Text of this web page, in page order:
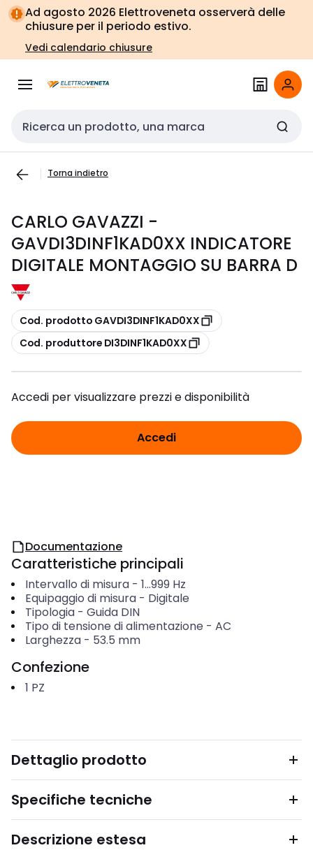
Vai alla
navigazione
Vai
alla
pagina
Ad agosto 2026 Elettroveneta osserverà delle
chiusure per il periodo estivo.
Vedi calendario chiusure
Cerca input
Torna indietro
CARLO GAVAZZI -
GAVDI3DINF1KAD0XX INDICATORE
DIGITALE MONTAGGIO SU BARRA D
copia
Cod. prodotto GAVDI3DINF1KAD0XX
copia
Cod. produttore DI3DINF1KAD0XX
Accedi per visualizzare prezzi e disponibilità
Accedi
Documentazione
Caratteristiche principali
Intervallo di misura- 1...999 Hz
Equipaggio di misura- Digitale
Tipologia- Guida DIN
Tipo di tensione di alimentazione - AC
Larghezza- 53.5 mm
Confezione
1 PZ
Dettaglio prodotto
Specifiche tecniche
Descrizione estesa